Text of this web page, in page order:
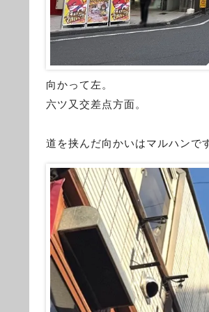
向かって左。
六ツ又交差点方面。
道を挟んだ向かいはマルハンで